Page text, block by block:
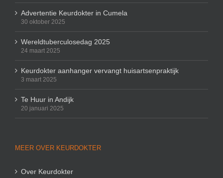
Advertentie Keurdokter in Cumela
30 oktober 2025
Wereldtuberculosedag 2025
24 maart 2025
Keurdokter aanhanger vervangt huisartsenpraktijk
3 maart 2025
Te Huur in Andijk
20 januari 2025
MEER OVER KEURDOKTER
Over Keurdokter